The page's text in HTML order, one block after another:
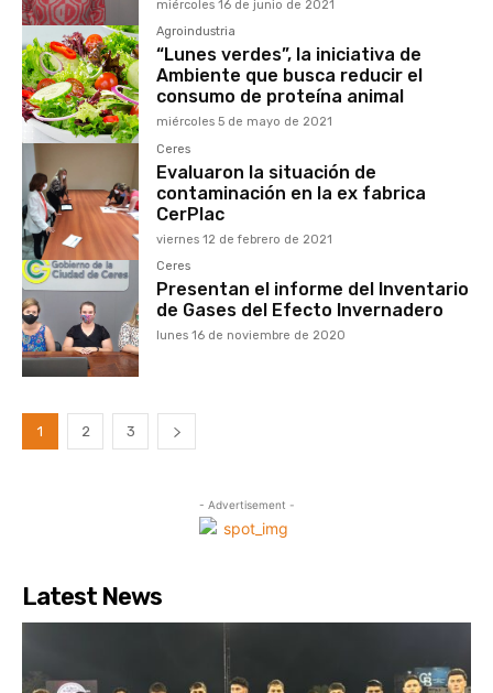
miércoles 16 de junio de 2021
Agroindustria
“Lunes verdes”, la iniciativa de
Ambiente que busca reducir el
consumo de proteína animal
miércoles 5 de mayo de 2021
Ceres
Evaluaron la situación de
contaminación en la ex fabrica
CerPlac
viernes 12 de febrero de 2021
Ceres
Presentan el informe del Inventario
de Gases del Efecto Invernadero
lunes 16 de noviembre de 2020
1 2 3
- Advertisement -
Latest News